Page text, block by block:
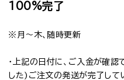
100%完了
※月～木、随時更新
・上記の日付に、ご入金が確
した)ご注文の発送が完了して